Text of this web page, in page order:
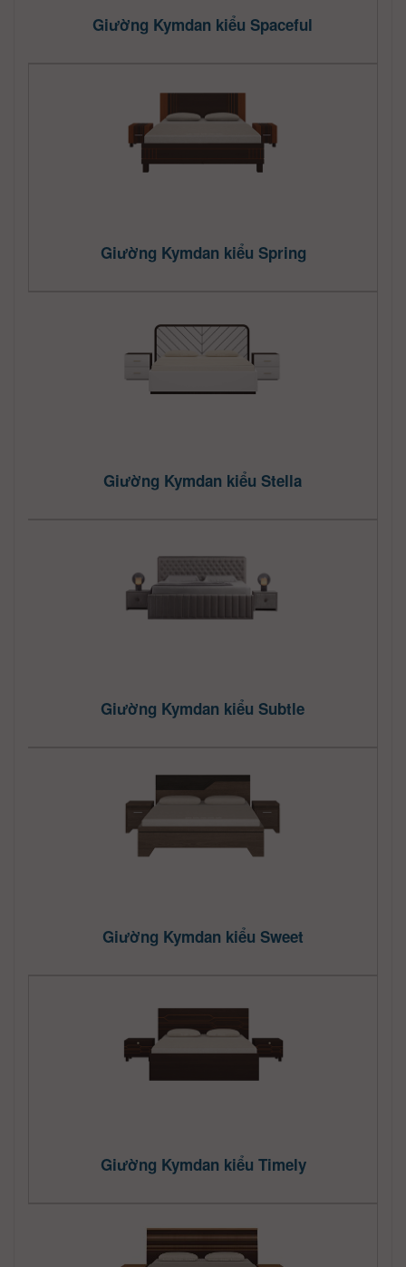
Giường Kymdan kiểu Spaceful
Giường Kymdan kiểu Spring
Giường Kymdan kiểu Stella
Giường Kymdan kiểu Subtle
Giường Kymdan kiểu Sweet
Giường Kymdan kiểu Timely